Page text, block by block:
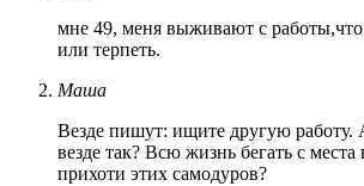
мне 49, меня выживают с работы,что
или терпеть.
Маша
Везде пишут: ищите другую работу.
везде так? Всю жизнь бегать с места
прихоти этих самодуров?